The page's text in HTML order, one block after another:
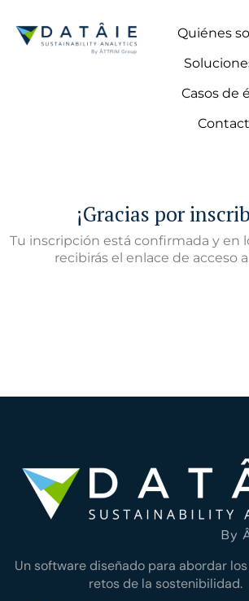
Quiénes
Casos de
¡Gracias por
Tu inscripción está confirmada y en
recibirás el enlace de acceso
Un software diseñado para abordar
retos de la sostenibilidad.